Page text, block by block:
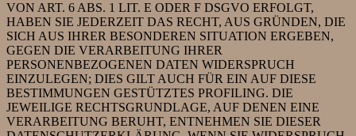
VON ART. 6 ABS. 1 LIT. E ODER F DSGVO ERFOLGT,
HABEN SIE JEDERZEIT DAS RECHT, AUS GRÜNDEN, DIE
SICH AUS IHRER BESONDEREN SITUATION ERGEBEN,
GEGEN DIE VERARBEITUNG IHRER
PERSONENBEZOGENEN DATEN WIDERSPRUCH
EINZULEGEN; DIES GILT AUCH FÜR EIN AUF DIESE
BESTIMMUNGEN GESTÜTZTES PROFILING. DIE
JEWEILIGE RECHTSGRUNDLAGE, AUF DENEN EINE
VERARBEITUNG BERUHT, ENTNEHMEN SIE DIESER